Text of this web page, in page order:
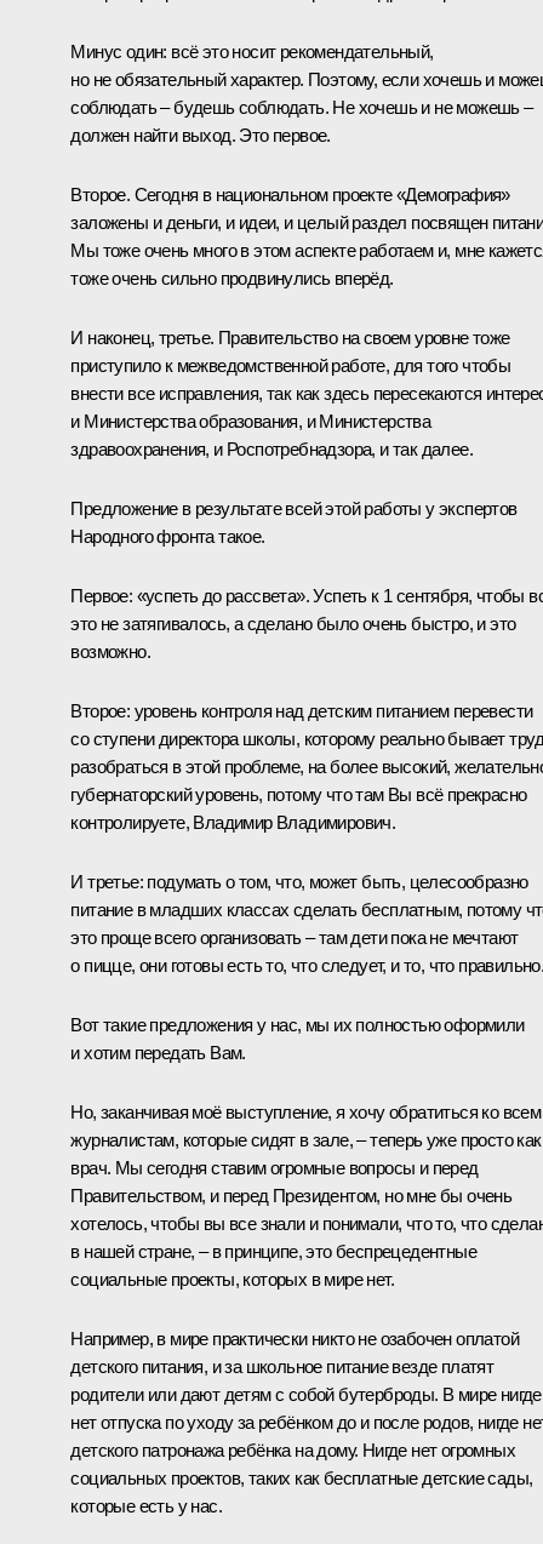
Минус один: всё это носит рекомендательный,
но не обязательный характер. Поэтому, если хочешь и
соблюдать – будешь соблюдать. Не хочешь и не можешь –
должен найти выход. Это первое.
Второе. Сегодня в национальном проекте «Демография»
заложены и деньги, и идеи, и целый раздел посвящен
Мы тоже очень много в этом аспекте работаем и, мне
тоже очень сильно продвинулись вперёд.
И наконец, третье. Правительство на своем уровне тоже
приступило к межведомственной работе, для того чтобы
внести все исправления, так как здесь пересекаются
и Министерства образования, и Министерства
здравоохранения, и Роспотребнадзора, и так далее.
Предложение в результате всей этой работы у экспертов
Народного фронта такое.
Первое: «успеть до рассвета». Успеть к 1 сентября, чтобы
это не затягивалось, а сделано было очень быстро, и это
возможно.
Второе: уровень контроля над детским питанием перевести
со ступени директора школы, которому реально бывает
разобраться в этой проблеме, на более высокий,
губернаторский уровень, потому что там Вы всё прекрасно
контролируете, Владимир Владимирович.
И третье: подумать о том, что, может быть, целесообразно
питание в младших классах сделать бесплатным, потому
это проще всего организовать – там дети пока не мечтают
о пицце, они готовы есть то, что следует, и то, что
Вот такие предложения у нас, мы их полностью оформили
и хотим передать Вам.
Но, заканчивая моё выступление, я хочу обратиться ко всем
журналистам, которые сидят в зале, – теперь уже просто как
врач. Мы сегодня ставим огромные вопросы и перед
Правительством, и перед Президентом, но мне бы очень
хотелось, чтобы вы все знали и понимали, что то, что
в нашей стране, – в принципе, это беспрецедентные
социальные проекты, которых в мире нет.
Например, в мире практически никто не озабочен оплатой
детского питания, и за школьное питание везде платят
родители или дают детям с собой бутерброды. В мире нигде
нет отпуска по уходу за ребёнком до и после родов, нигде
детского патронажа ребёнка на дому. Нигде нет огромных
социальных проектов, таких как бесплатные детские сады,
которые есть у нас.